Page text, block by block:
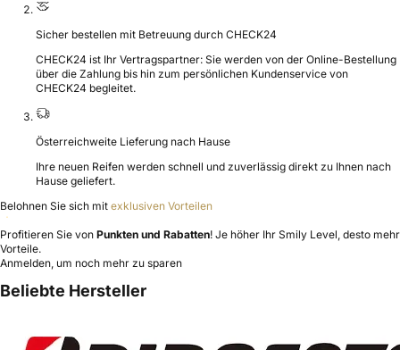
Sicher bestellen mit Betreuung durch CHECK24
CHECK24 ist Ihr Vertragspartner: Sie werden von der Online-Bestellung
über die Zahlung bis hin zum persönlichen Kundenservice von
CHECK24 begleitet.
Österreichweite Lieferung nach Hause
Ihre neuen Reifen werden schnell und zuverlässig direkt zu Ihnen nach
Hause geliefert.
Belohnen Sie sich mit exklusiven Vorteilen
Profitieren Sie von Punkten und Rabatten! Je höher Ihr Smily Level, desto mehr
Vorteile.
Anmelden, um noch mehr zu sparen
Beliebte Hersteller